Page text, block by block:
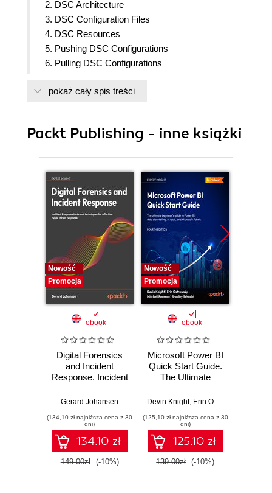
2. DSC Architecture
3. DSC Configuration Files
4. DSC Resources
5. Pushing DSC Configurations
6. Pulling DSC Configurations
pokaż cały spis treści
Packt Publishing - inne książki
Nowość
Promocja
ebook
Digital Forensics
and Incident
Response. Incident
and techniques for
threat response -
Fourth Edition
Gerard Johansen
(134,10 zł najniższa cena z 30
dni)
134.10 zł
149.00zł (-10%)
Nowość
Promocja
ebook
Microsoft Power BI
Quick Start Guide.
The Ultimate
to Power BI, Data
Tools, and
Microsoft Fabric -
Fourth Edition
Devin Knight, Erin Ostrowsky
(125,10 zł najniższa cena z 30
dni)
125.10 zł
139.00zł (-10%)